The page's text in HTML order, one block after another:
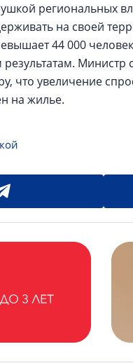
региональных
на своей
44 000
что увеличение
на жилье.